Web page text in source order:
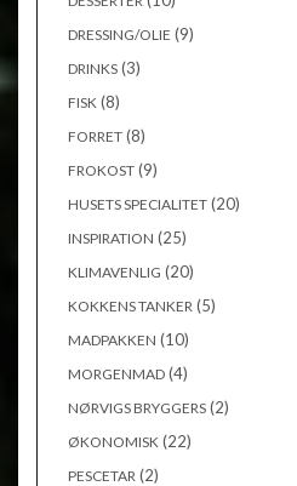
DRESSING/OLIE (9)
DRINKS (3)
FISK (8)
FORRET (8)
FROKOST (9)
HUSETS SPECIALITET (20)
INSPIRATION (25)
KLIMAVENLIG (20)
KOKKENS TANKER (5)
MADPAKKEN (10)
MORGENMAD (4)
NØRVIGS BRYGGERS (2)
ØKONOMISK (22)
PESCETAR (2)